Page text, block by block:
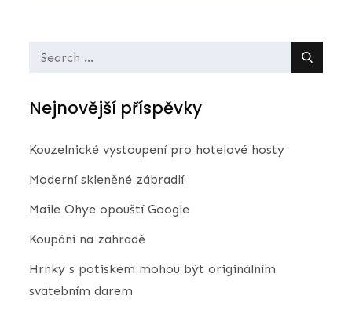
Search
Nejnovější příspěvky
Kouzelnické vystoupení pro hotelové hosty
Moderní skleněné zábradlí
Maile Ohye opouští Google
Koupání na zahradě
Hrnky s potiskem mohou být originálním
svatebním darem